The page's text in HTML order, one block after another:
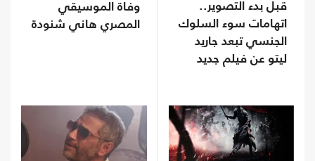
قبل بدء التصوير..
اتهامات سوء السلوك
الجنسي تبعد جاريد
ليتو عن فيلم جديد
وفاة الموسيقي
المصري هاني شنودة